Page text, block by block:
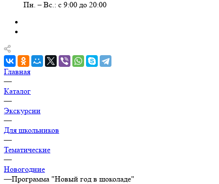
Пн. – Вс.: с 9:00 до 20:00
Главная
—
Каталог
—
Экскурсии
—
Для школьников
—
Тематические
—
Новогодние
—Программа "Новый год в шоколаде"